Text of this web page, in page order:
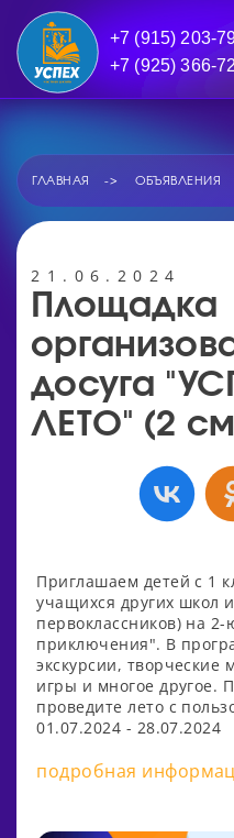
+7 (915) 203-
+7 (925) 366-
ГЛАВНАЯ ОБЪЯВЛЕНИЯ
21.06.2024
Площадка
досуга
ЛЕТО" (2
Приглашаем детей с 1
учащихся других школ
первоклассников) на
приключения". В
экскурсии, творческие
игры и многое другое.
проведите лето с
01.07.2024 - 28.07.2024
подробная